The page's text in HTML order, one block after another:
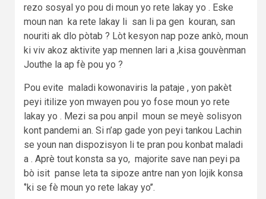
rezo sosyal yo pou di moun yo rete lakay yo . Eske
moun nan ka rete lakay li san li pa gen kouran, san
nouriti ak dlo pòtab ? Lòt kesyon nap poze ankò, moun
ki viv akoz aktivite yap mennen lari a ,kisa gouvènman
Jouthe la ap fè pou yo ?
Pou evite maladi kowonaviris la pataje , yon pakèt
peyi itilize yon mwayen pou yo fose moun yo rete
lakay yo . Mezi sa pou anpil moun se meyè solisyon
kont pandemi an. Si n’ap gade yon peyi tankou Lachin
se youn nan dispozisyon li te pran pou konbat maladi
a . Aprè tout konsta sa yo, majorite save nan peyi pa
bò isit panse leta ta sipoze antre nan yon lojik konsa
‘’ki se fè moun yo rete lakay yo’’.